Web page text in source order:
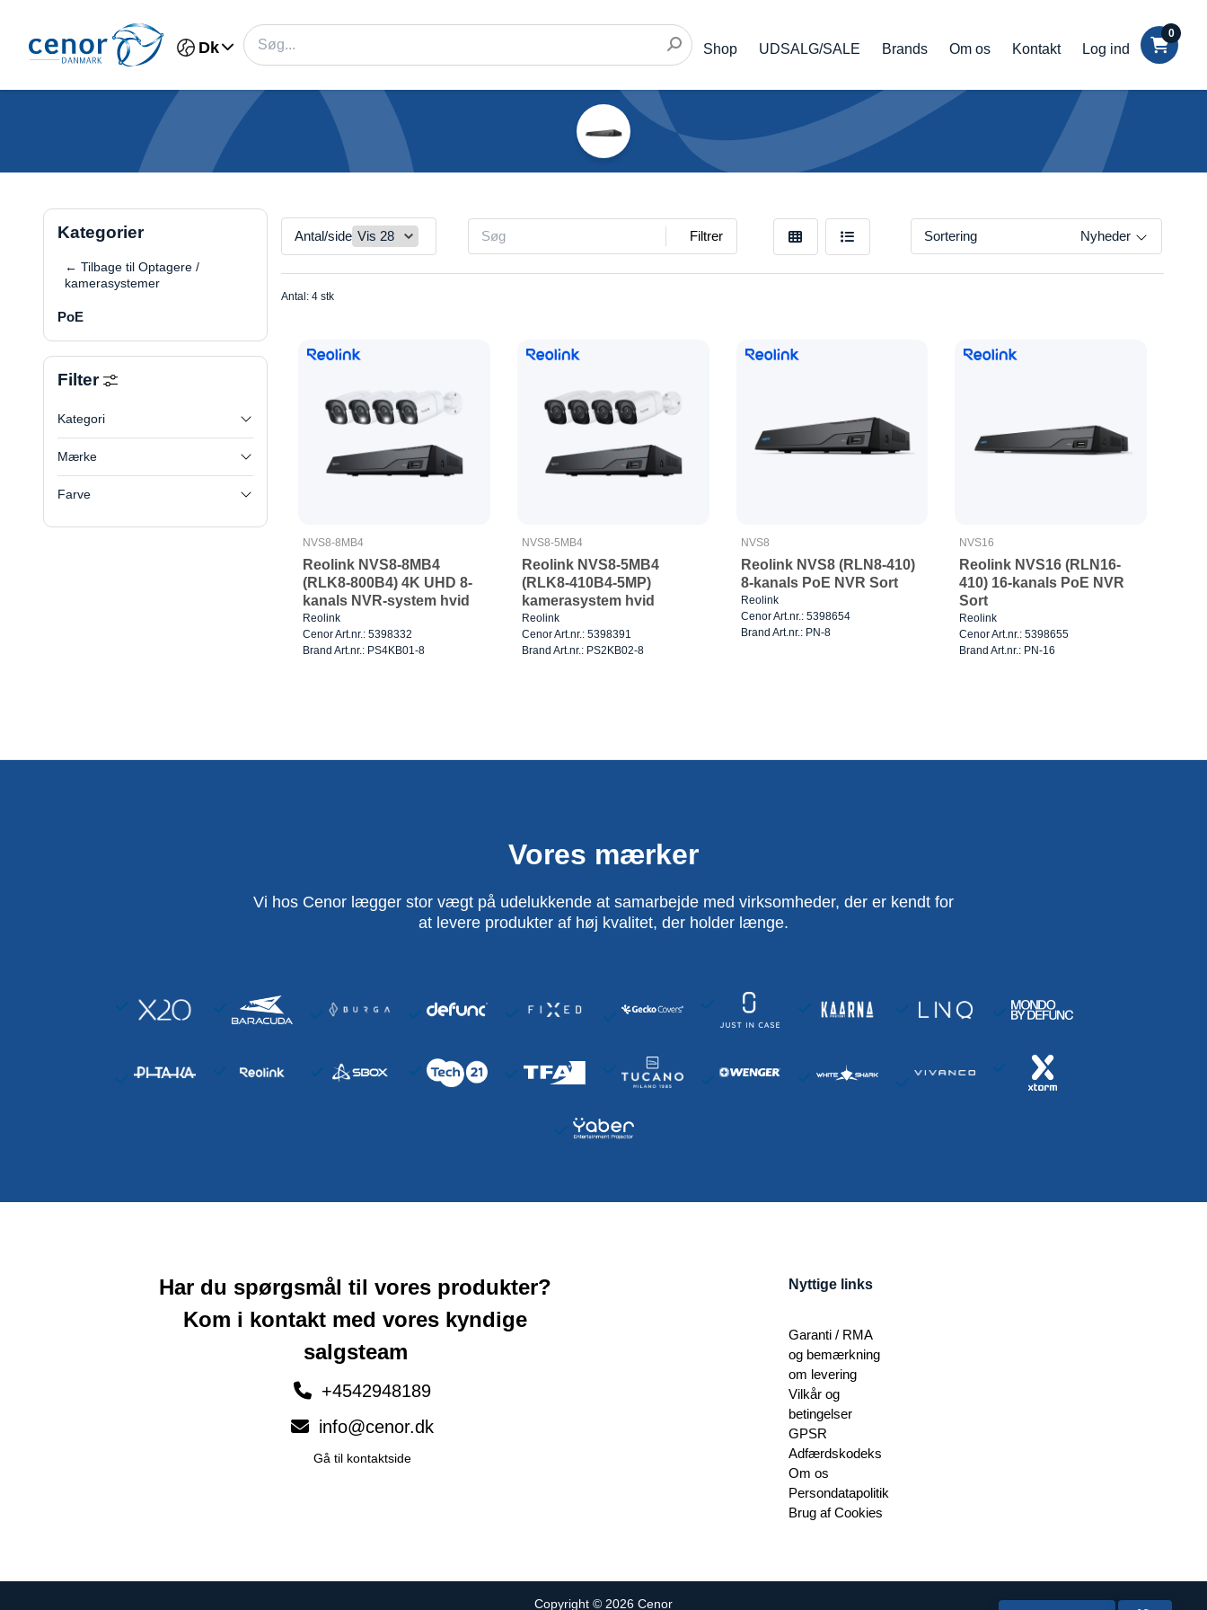
Dk Shop UDSALG/SALE Brands Om os Kontakt Log ind
0
Kategorier
← Tilbage til Optagere /
kamerasystemer
PoE
Filter
Kategori
Mærke
Farve
Antal/side Filtrer Sortering Nyheder
Antal: 4 stk
NVS8-8MB4
Reolink NVS8-8MB4
(RLK8-800B4) 4K UHD 8-
kanals NVR-system hvid
Reolink
Cenor Art.nr.: 5398332
Brand Art.nr.: PS4KB01-8
NVS8-5MB4
Reolink NVS8-5MB4
(RLK8-410B4-5MP)
kamerasystem hvid
Reolink
Cenor Art.nr.: 5398391
Brand Art.nr.: PS2KB02-8
NVS8
Reolink NVS8 (RLN8-410)
8-kanals PoE NVR Sort
Reolink
Cenor Art.nr.: 5398654
Brand Art.nr.: PN-8
NVS16
Reolink NVS16 (RLN16-
410) 16-kanals PoE NVR
Sort
Reolink
Cenor Art.nr.: 5398655
Brand Art.nr.: PN-16
Vores mærker
Vi hos Cenor lægger stor vægt på udelukkende at samarbejde med virksomheder, der er kendt for
at levere produkter af høj kvalitet, der holder længe.
Har du spørgsmål til vores produkter?
Kom i kontakt med vores kyndige
salgsteam
+4542948189
info@cenor.dk
Gå til kontaktside
Nyttige links
Garanti / RMA
og bemærkning
om levering
Vilkår og
betingelser
GPSR
Adfærdskodeks
Om os
Persondatapolitik
Brug af Cookies
Copyright © 2026 Cenor